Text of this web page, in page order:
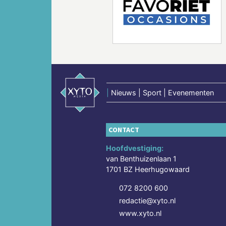
Nieuws | Sport | Evenementen
CONTACT
Hoofdvestiging:
van Benthuizenlaan 1
1701 BZ Heerhugowaard
072 8200 600
redactie@xyto.nl
www.xyto.nl